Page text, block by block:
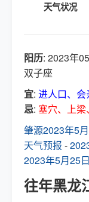
天气状况
阳历: 2023年
双子座
宜: 进人口、会
忌: 塞穴、上
肇源2023年5
天气预报 -
2023年5月25
往年黑龙